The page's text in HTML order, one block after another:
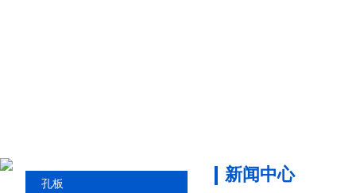
孔板 新闻中心